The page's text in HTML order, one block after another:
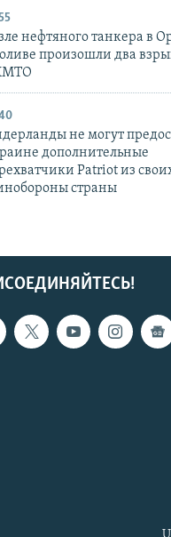
нефтяного танкера в
произошли два
не могут
дополнительные
Patriot из
страны